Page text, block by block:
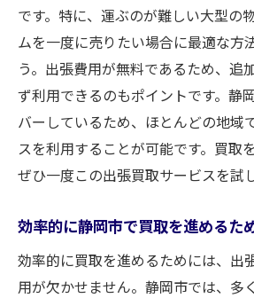
です。特に、運ぶのが難しい大型の
ムを一度に売りたい場合に最適な方
う。出張費用が無料であるため、追
ず利用できるのもポイントです。静
バーしているため、ほとんどの地域
スを利用することが可能です。買取
ぜひ一度この出張買取サービスを試
効率的に静岡市で買取を進めるた
効率的に買取を進めるためには、出
用が欠かせません。静岡市では、多